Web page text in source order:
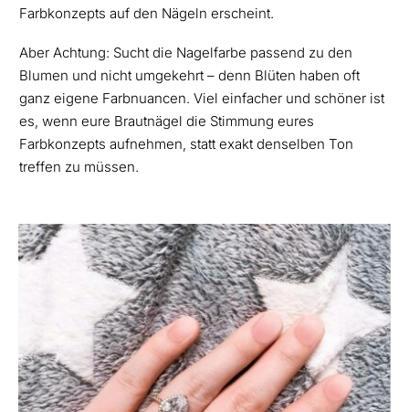
Farbkonzepts auf den Nägeln erscheint.
Aber Achtung: Sucht die Nagelfarbe passend zu den
Blumen und nicht umgekehrt – denn Blüten haben oft
ganz eigene Farbnuancen. Viel einfacher und schöner ist
es, wenn eure Brautnägel die Stimmung eures
Farbkonzepts aufnehmen, statt exakt denselben Ton
treffen zu müssen.